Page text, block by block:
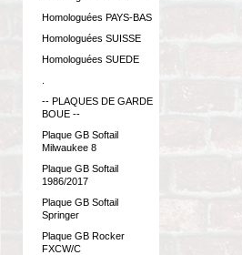
Homologuées PAYS-BAS
Homologuées SUISSE
Homologuées SUEDE
-- PLAQUES DE GARDE
BOUE --
Plaque GB Softail
Milwaukee 8
Plaque GB Softail
1986/2017
Plaque GB Softail
Springer
Plaque GB Rocker
FXCW/C